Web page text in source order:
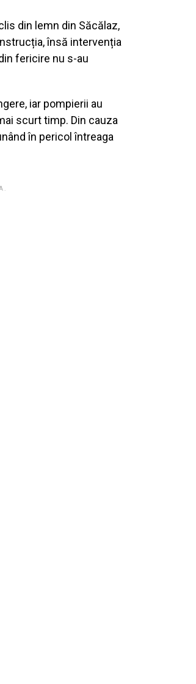
din lemn din Săcălaz,
însă intervenția
fericire nu s-au
iar pompierii au
scurt timp. Din cauza
în pericol întreaga